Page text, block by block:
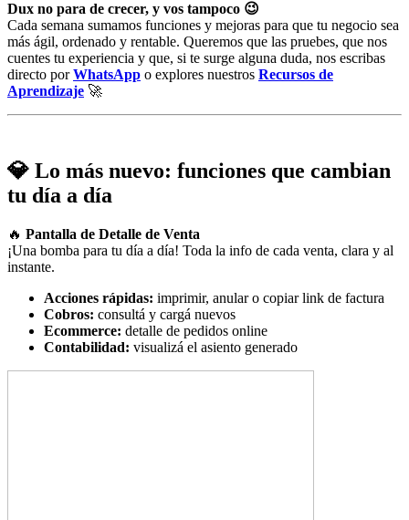
Dux no para de crecer, y vos tampoco 😉
Cada semana sumamos funciones y mejoras para que tu negocio sea
más ágil, ordenado y rentable. Queremos que las pruebes, que nos
cuentes tu experiencia y que, si te surge alguna duda, nos escribas
directo porWhatsApp o explores nuestros Recursos de
Aprendizaje 🚀
💎 Lo más nuevo: funciones que cambian
tu día a día
🔥 Pantalla de Detalle de Venta
¡Una bomba para tu día a día! Toda la info de cada venta, clara y al
instante.
Acciones rápidas: imprimir, anular o copiar link de factura
Cobros: consultá y cargá nuevos
Ecommerce: detalle de pedidos online
Contabilidad: visualizá el asiento generado